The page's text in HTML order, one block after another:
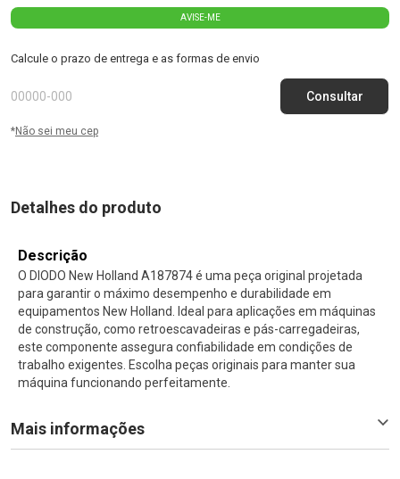
AVISE-ME
Calcule o prazo de entrega e as formas de envio
*Não sei meu cep
Detalhes do produto
Descrição
O DIODO New Holland A187874 é uma peça original projetada
para garantir o máximo desempenho e durabilidade em
equipamentos New Holland. Ideal para aplicações em máquinas
de construção, como retroescavadeiras e pás-carregadeiras,
este componente assegura confiabilidade em condições de
trabalho exigentes. Escolha peças originais para manter sua
máquina funcionando perfeitamente.
Mais informações